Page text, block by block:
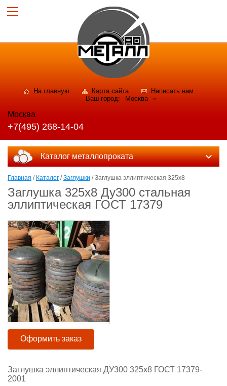
На главную Карта сайта
Написать нам
Ваш город:
Москва
Москва
+7(495) 268-14-04
Каталог металлопроката
Главная / Каталог /Заглушки / Заглушка эллиптическая 325х8
Заглушка 325х8 Ду300 стальная
эллиптическая ГОСТ 17379
Оформить заказ
Заглушка эллиптическая ДУ300 325х8 ГОСТ 17379-
2001